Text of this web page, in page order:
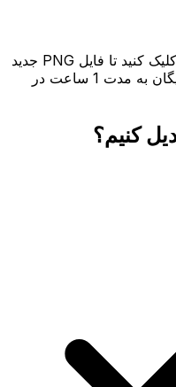
پس از اتمام تبدیل، روی دانلود کلیک کنید تا فایل PNG جدید
خود را ذخیره کنید. فایل‌های رایگان به مدت 1 ساعت در